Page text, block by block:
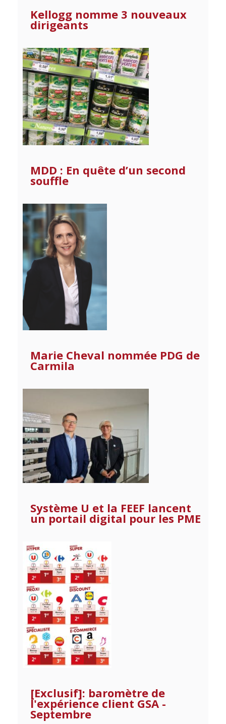
Kellogg nomme 3 nouveaux
dirigeants
MDD : En quête d’un second
souffle
Marie Cheval nommée PDG de
Carmila
Système U et la FEEF lancent
un portail digital pour les PME
[Exclusif]: baromètre de
l'expérience client GSA -
Septembre